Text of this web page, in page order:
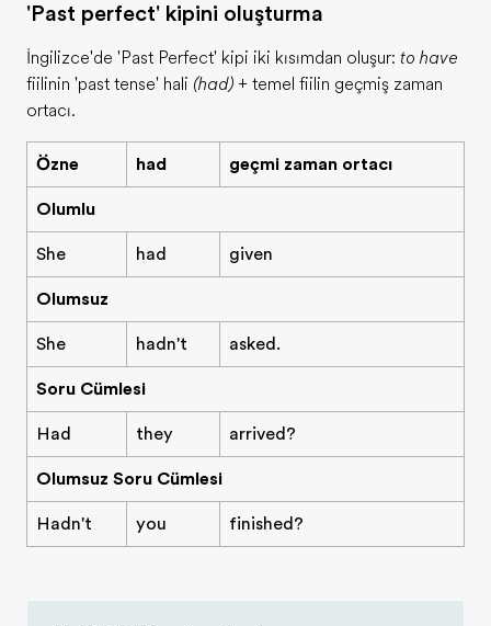
'Past perfect' kipini oluşturma
İngilizce'de 'Past Perfect' kipi iki kısımdan oluşur: to have
fiilinin 'past tense' hali (had) + temel fiilin geçmiş zaman
ortacı.
Özne had geçmiş zaman ortacı
Olumlu
She had given
Olumsuz
She hadn't asked.
Soru Cümlesi
Had they arrived?
Olumsuz Soru Cümlesi
Hadn't you finished?